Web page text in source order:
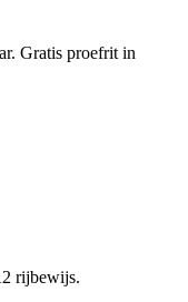
Gratis proefrit in
rijbewijs.